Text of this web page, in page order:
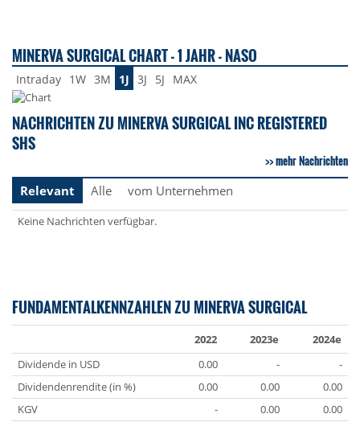
MINERVA SURGICAL CHART - 1 JAHR - NASO
Intraday 1W 3M 1J 3J 5J MAX
NACHRICHTEN ZU MINERVA SURGICAL INC REGISTERED
SHS
mehr Nachrichten
Relevant
Alle vom Unternehmen
Keine Nachrichten verfügbar.
FUNDAMENTALKENNZAHLEN ZU MINERVA SURGICAL
2022 2023e
2024e
Dividende in USD
0.00 -
-
Dividendenrendite (in %)
0.00 0.00
0.00
KGV
- 0.00
0.00